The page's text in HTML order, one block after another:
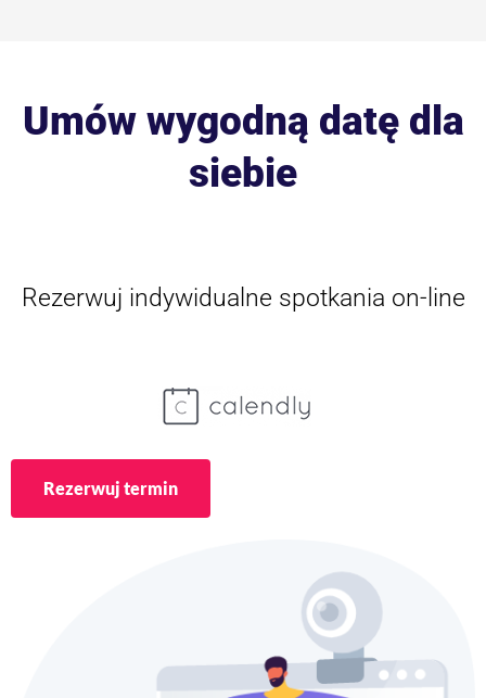
Umów wygodną datę dla
siebie
Rezerwuj indywidualne spotkania on-line
Rezerwuj termin